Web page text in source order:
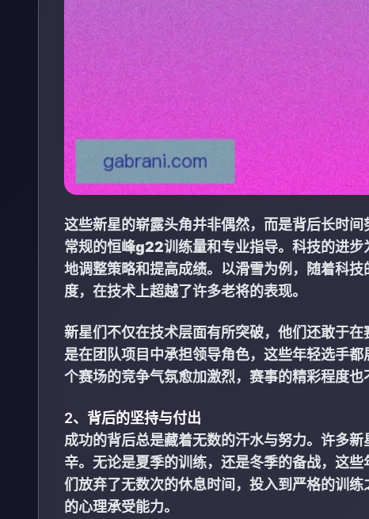
这些新星的崭露头角并非偶然，而是背后长时
常规的恒峰g22训练量和专业指导。科技的进
地调整策略和提高成绩。以滑雪为例，随着科
度，在技术上超越了许多老将的表现。
新星们不仅在技术层面有所突破，他们还敢于
是在团队项目中承担领导角色，这些年轻选手
个赛场的竞争气氛愈加激烈，赛事的精彩程度也
2、背后的坚持与付出
成功的背后总是藏着无数的汗水与努力。许多
辛。无论是夏季的训练，还是冬季的备战，这
们放弃了无数次的休息时间，投入到严格的训
的心理承受能力。